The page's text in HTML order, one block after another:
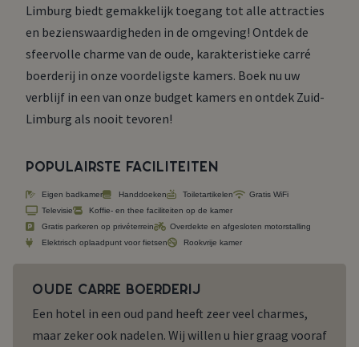
Oude Carré boerderij
Een hotel in een oud pand heeft zeer veel charmes,
maar zeker ook nadelen. Wij willen u hier graag vooraf
Limburg biedt gemakkelijk toegang tot alle attracties
en bezienswaardigheden in de omgeving! Ontdek de
sfeervolle charme van de oude, karakteristieke carré
boerderij in onze voordeligste kamers. Boek nu uw
verblijf in een van onze budget kamers en ontdek Zuid-
Limburg als nooit tevoren!
Populairste faciliteiten
Eigen badkamer Handdoeken Toiletartikelen
Gratis WiFi
Televisie
Koffie- en thee faciliteiten op de kamer
Gratis parkeren op privéterrein
Overdekte en afgesloten motorstalling
Elektrisch oplaadpunt voor fietsen
Rookvrije kamer